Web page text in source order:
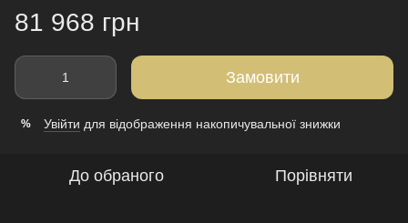
81 968 грн
Замовити
% Увійти для відображення накопичувальної знижки
До обраного Порівняти